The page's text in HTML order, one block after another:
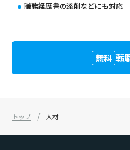
職務経歴書の添削などにも対応
無料 転
トップ 人材